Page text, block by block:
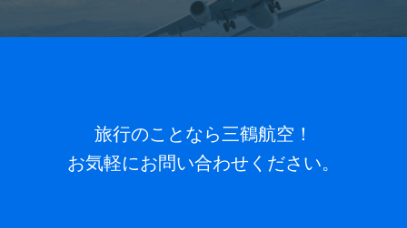
旅行のことなら三鶴航空！
お気軽にお問い合わせください。